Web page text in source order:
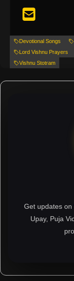
Devotional Songs
Lord Vishnu Prayers
Vishnu Stotram
Get updates on
Upay, Puja